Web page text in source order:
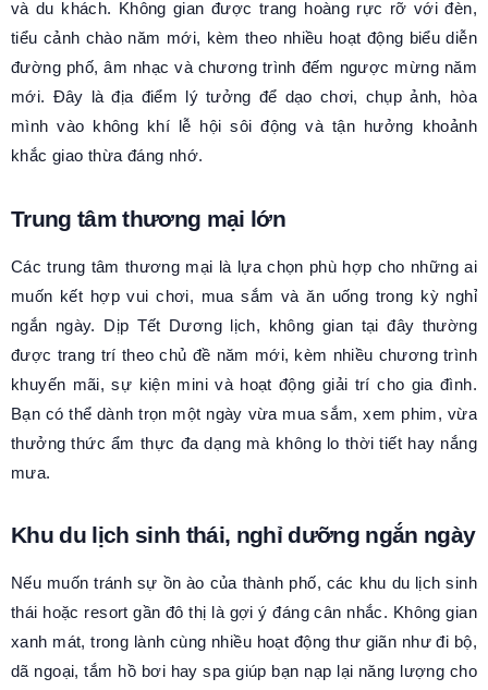
và du khách. Không gian được trang hoàng rực rỡ với đèn,
tiểu cảnh chào năm mới, kèm theo nhiều hoạt động biểu diễn
đường phố, âm nhạc và chương trình đếm ngược mừng năm
mới. Đây là địa điểm lý tưởng để dạo chơi, chụp ảnh, hòa
mình vào không khí lễ hội sôi động và tận hưởng khoảnh
khắc giao thừa đáng nhớ.
Trung tâm thương mại lớn
Các trung tâm thương mại là lựa chọn phù hợp cho những ai
muốn kết hợp vui chơi, mua sắm và ăn uống trong kỳ nghỉ
ngắn ngày. Dịp Tết Dương lịch, không gian tại đây thường
được trang trí theo chủ đề năm mới, kèm nhiều chương trình
khuyến mãi, sự kiện mini và hoạt động giải trí cho gia đình.
Bạn có thể dành trọn một ngày vừa mua sắm, xem phim, vừa
thưởng thức ẩm thực đa dạng mà không lo thời tiết hay nắng
mưa.
Khu du lịch sinh thái, nghỉ dưỡng ngắn ngày
Nếu muốn tránh sự ồn ào của thành phố, các khu du lịch sinh
thái hoặc resort gần đô thị là gợi ý đáng cân nhắc. Không gian
xanh mát, trong lành cùng nhiều hoạt động thư giãn như đi bộ,
dã ngoại, tắm hồ bơi hay spa giúp bạn nạp lại năng lượng cho